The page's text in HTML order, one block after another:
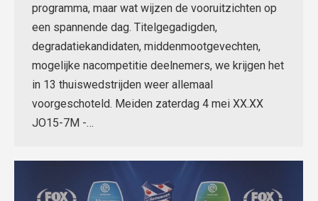
programma, maar wat wijzen de vooruitzichten op
een spannende dag. Titelgegadigden,
degradatiekandidaten, middenmootgevechten,
mogelijke nacompetitie deelnemers, we krijgen het
in 13 thuiswedstrijden weer allemaal
voorgeschoteld. Meiden zaterdag 4 mei XX.XX
JO15-7M -…